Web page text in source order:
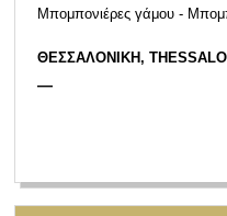
Μπομπονιέρες γάμου -
ΘΕΣΣΑΛΟΝΙΚΗ,
—